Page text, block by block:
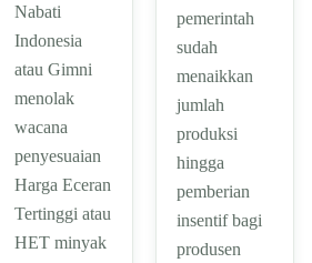
Nabati
Indonesia
atau Gimni
menolak
wacana
penyesuaian
Harga Eceran
Tertinggi atau
HET minyak
pemerintah
sudah
menaikkan
jumlah
produksi
hingga
pemberian
insentif bagi
produsen